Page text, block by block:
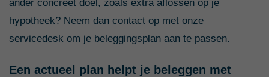
ander concreet doel, zoals extra aflossen op je
hypotheek? Neem dan contact op met onze
servicedesk om je beleggingsplan aan te passen.
Een actueel plan helpt je beleggen met